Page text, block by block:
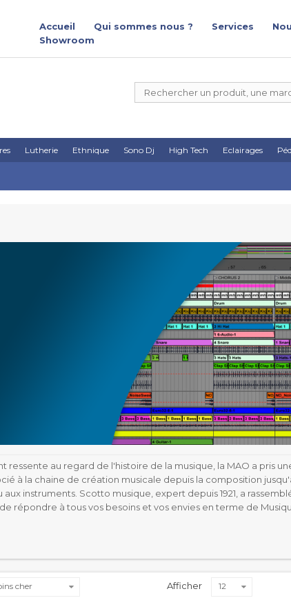
Accueil Qui sommes nous ? Services
Showroom
Lutherie Ethnique Sono Dj High Tech Eclairages
ressente au regard de l'histoire de la musique, la MAO a pris
à la chaine de création musicale depuis la composition
aux instruments. Scotto musique, expert depuis 1921, a
répondre à tous vos besoins et vos envies en terme de
cher Afficher 12